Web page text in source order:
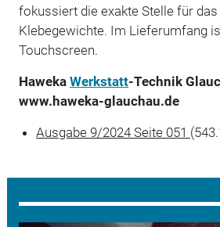
fokussiert die exakte Stelle für
Klebegewichte. Im Lieferumfang
Touchscreen.
Haweka Werkstatt-Technik
www.haweka-glauchau.de
Ausgabe 9/2024 Seite 051